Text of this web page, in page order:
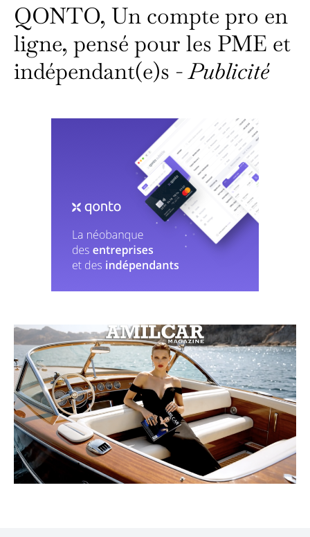
QONTO, Un compte pro en
ligne, pensé pour les PME et
indépendant(e)s -Publicité